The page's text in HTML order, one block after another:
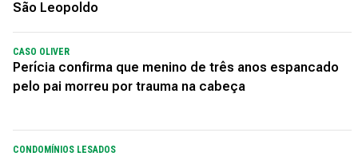
São Leopoldo
CASO OLIVER
Perícia confirma que menino de três anos espancado
pelo pai morreu por trauma na cabeça
CONDOMÍNIOS LESADOS